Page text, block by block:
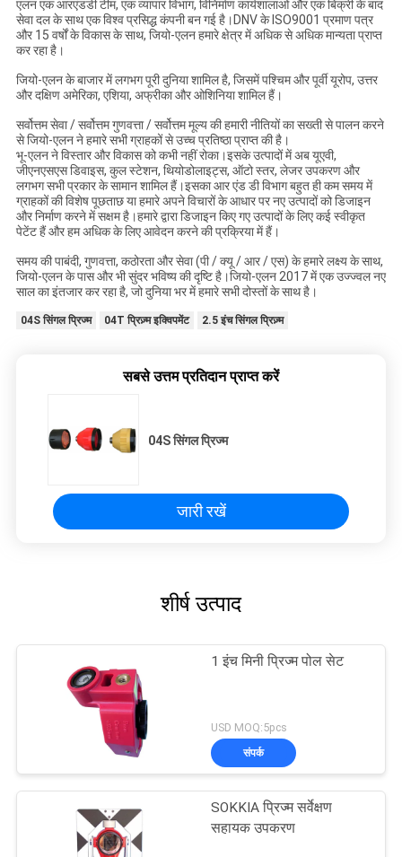
एलन एक आरएंडडी टीम, एक व्यापार विभाग, विनिर्माण कार्यशालाओं और एक बिक्री के बाद
सेवा दल के साथ एक विश्व प्रसिद्ध कंपनी बन गई है।DNV के ISO9001 प्रमाण पत्र
और 15 वर्षों के विकास के साथ, जियो-एलन हमारे क्षेत्र में अधिक से अधिक मान्यता प्राप्त
कर रहा है।
जियो-एलन के बाजार में लगभग पूरी दुनिया शामिल है, जिसमें पश्चिम और पूर्वी यूरोप, उत्तर
और दक्षिण अमेरिका, एशिया, अफ्रीका और ओशिनिया शामिल हैं।
सर्वोत्तम सेवा / सर्वोत्तम गुणवत्ता / सर्वोत्तम मूल्य की हमारी नीतियों का सख्ती से पालन करने
से जियो-एलन ने हमारे सभी ग्राहकों से उच्च प्रतिष्ठा प्राप्त की है।
भू-एलन ने विस्तार और विकास को कभी नहीं रोका।इसके उत्पादों में अब यूएवी,
जीएनएसएस डिवाइस, कुल स्टेशन, थियोडोलाइट्स, ऑटो स्तर, लेजर उपकरण और
लगभग सभी प्रकार के सामान शामिल हैं।इसका आर एंड डी विभाग बहुत ही कम समय में
ग्राहकों की विशेष पूछताछ या हमारे अपने विचारों के आधार पर नए उत्पादों को डिजाइन
और निर्माण करने में सक्षम है।हमारे द्वारा डिजाइन किए गए उत्पादों के लिए कई स्वीकृत
पेटेंट हैं और हम अधिक के लिए आवेदन करने की प्रक्रिया में हैं।
समय की पाबंदी, गुणवत्ता, कठोरता और सेवा (पी / क्यू / आर / एस) के हमारे लक्ष्य के साथ,
जियो-एलन के पास और भी सुंदर भविष्य की दृष्टि है।जियो-एलन 2017 में एक उज्ज्वल नए
साल का इंतजार कर रहा है, जो दुनिया भर में हमारे सभी दोस्तों के साथ है।
04S सिंगल प्रिज्म 04T प्रिज़्म इक्विपमेंट 2.5 इंच सिंगल प्रिज़्म
सबसे उत्तम प्रतिदान प्राप्त करें
04S सिंगल प्रिज्म
जारी रखें
शीर्ष उत्पाद
1 इंच मिनी प्रिज्म पोल सेट
USD MOQ:5pcs
संपर्क
SOKKIA प्रिज्म सर्वेक्षण
सहायक उपकरण